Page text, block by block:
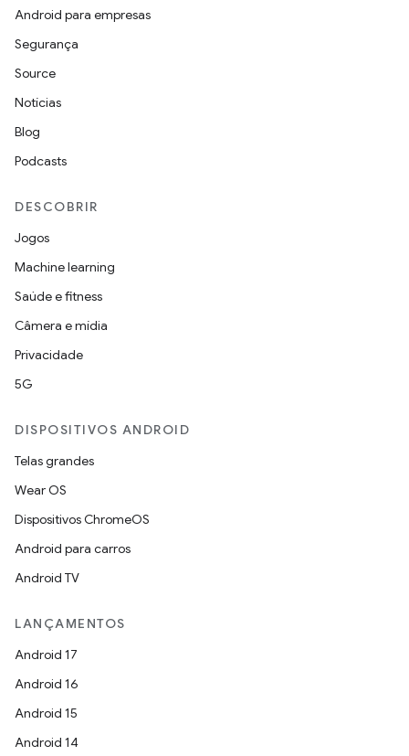
Android para empresas
Segurança
Source
Notícias
Blog
Podcasts
DESCOBRIR
Jogos
Machine learning
Saúde e fitness
Câmera e mídia
Privacidade
5G
DISPOSITIVOS ANDROID
Telas grandes
Wear OS
Dispositivos ChromeOS
Android para carros
Android TV
LANÇAMENTOS
Android 17
Android 16
Android 15
Android 14